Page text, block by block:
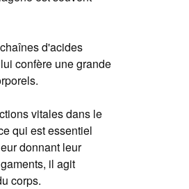
d'acides
confère une grande
vitales dans le
qui est essentiel
donnant leur
il agit
corps.